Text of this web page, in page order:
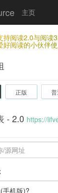
主页
持阅读2.0与阅读
好阅读的小伙伴
正版
- 2.0 https://
手机版)?